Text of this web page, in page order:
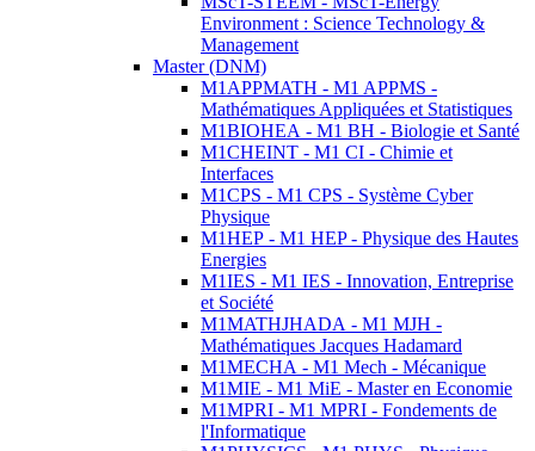
Environment : Science Technology &
Management
Master (DNM)
M1APPMATH - M1 APPMS -
Mathématiques Appliquées et Statistiques
M1BIOHEA - M1 BH - Biologie et Santé
M1CHEINT - M1 CI - Chimie et
Interfaces
M1CPS - M1 CPS - Système Cyber
Physique
M1HEP - M1 HEP - Physique des Hautes
Energies
M1IES - M1 IES - Innovation, Entreprise
et Société
M1MATHJHADA - M1 MJH -
Mathématiques Jacques Hadamard
M1MECHA - M1 Mech - Mécanique
M1MIE - M1 MiE - Master en Economie
M1MPRI - M1 MPRI - Fondements de
l'Informatique